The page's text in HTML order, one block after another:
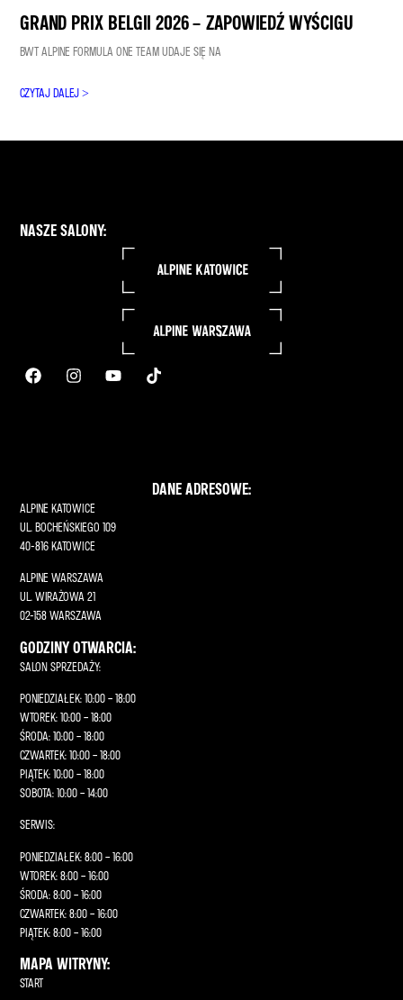
GRAND PRIX BELGII 2026 – ZAPOWIEDŹ WYŚCIGU
BWT ALPINE FORMULA ONE TEAM UDAJE SIĘ NA
CZYTAJ DALEJ >
DANE ADRESOWE:
ALPINE KATOWICE
UL. BOCHEŃSKIEGO 109
40-816 KATOWICE
ALPINE WARSZAWA
UL. WIRAŻOWA 21
02-158 WARSZAWA
GODZINY OTWARCIA:
SALON SPRZEDAŻY:
PONIEDZIAŁEK: 10:00 – 18:00
WTOREK: 10:00 – 18:00
ŚRODA: 10:00 – 18:00
CZWARTEK: 10:00 – 18:00
PIĄTEK: 10:00 – 18:00
SOBOTA: 10:00 – 14:00
SERWIS:
PONIEDZIAŁEK: 8:00 – 16:00
WTOREK: 8:00 – 16:00
ŚRODA: 8:00 – 16:00
CZWARTEK: 8:00 – 16:00
PIĄTEK: 8:00 – 16:00
MAPA WITRYNY:
START
NASZE SALONY: